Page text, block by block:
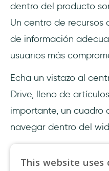
dentro del producto
Un centro de
de información
usuarios más
Echa un vistazo al
Drive, lleno de
importante, un cuadro
navegar dentro del
This website uses